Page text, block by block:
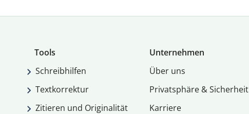
Tools
Schreibhilfen
Textkorrektur
Zitieren und Originalität
Unternehmen
Über uns
Privatsphäre & Sicherheit
Karriere